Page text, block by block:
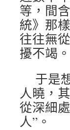
等，間
統》那
往往無
擾不竭。
于是
人曉，
從深細
人”。